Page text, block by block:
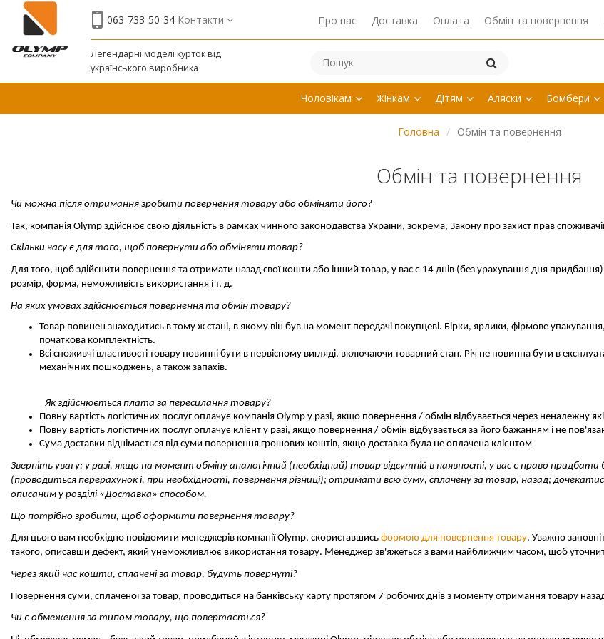
063-733-50-34 Контакти Про нас Доставка Оплата Обмін та повернення
Легендарні моделі курток від
українського виробника
Чоловікам Жінкам Дітям Аляски Бомбери
Головна Обмін та повернення
Обмін та повернення
Чи можна після отримання зробити повернення товару або обміняти його?
Так, компанія Olymp здійснює свою діяльність в рамках чинного законодавства України, зокрема, Закону про захист прав
Скільки часу є для того, щоб повернути або обміняти товар?
Для того, щоб здійснити повернення та отримати назад свої кошти або інший товар, у вас є 14 днів (без урахування дня
розмір, форма, неможливість використання і т. д.
На яких умовах здійснюється повернення та обмін товару?
Товар повинен знаходитись в тому ж стані, в якому він був на момент передачі покупцеві. Бірки, ярлики, фірмове
початкова комплектність.
Всі споживчі властивості товару повинні бути в первісному вигляді, включаючи товарний стан. Річ не повинна бути в
механічних пошкоджень, а також запахів.
Як здійснюється плата за пересилання товару?
Повну вартість логістичних послуг оплачує компанія Olymp у разі, якщо повернення / обмін відбувається через неналежну
Повну вартість логістичних послуг оплачує клієнт у разі, якщо повернення / обмін відбувається за його бажанням і не
Сума доставки віднімається від суми повернення грошових коштів, якщо доставка була не оплачена клієнтом
Зверніть увагу: у разі, якщо на момент обміну аналогічний (необхідний) товар відсутній в наявності, у вас є право
(проводиться перерахунок і, при необхідності, повернення різниці); отримати всю суму, сплачену за товар, назад;
описаним у розділі «Доставка» способом.
Що потрібно зробити, щоб оформити повернення товару?
Для цього вам необхідно повідомити менеджерів компанії Olymp, скориставшись формою для повернення товару. Уважно
такого, описавши дефект, який унеможливлює використання товару. Менеджер зв'яжеться з вами найближчим часом, щоб
Через який час кошти, сплачені за товар, будуть повернуті?
Повернення суми, сплаченої за товар, проводиться на банківську карту протягом 7 робочих днів з моменту отримання товару
Чи є обмеження за типом товару, що повертається?